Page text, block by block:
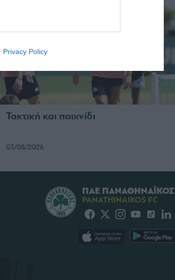
including
user protection.
Privacy Policy
Τακτική και παιχνίδι
03/08/2026
ΠΑΕ ΠΑΝΑΘΗΝΑΪΚΟΣ
PANATHINAIKOS FC